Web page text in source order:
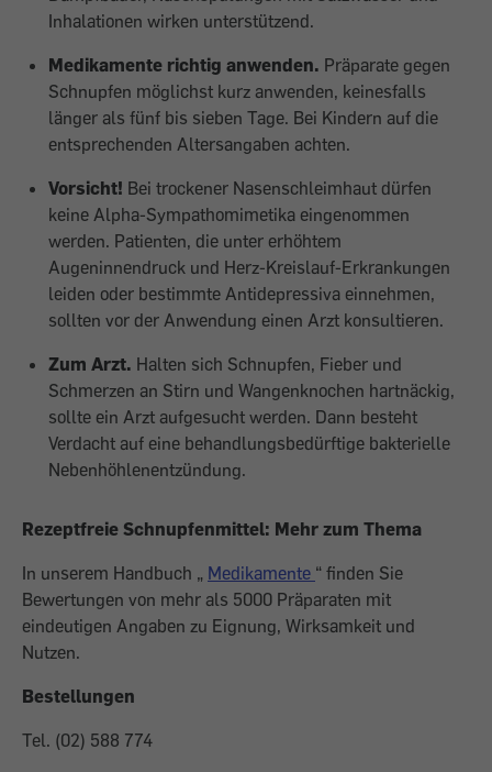
Inhalationen wirken unterstützend.
Medikamente richtig anwenden. Präparate gegen
Schnupfen möglichst kurz anwenden, keinesfalls
länger als fünf bis sieben Tage. Bei Kindern auf die
entsprechenden Altersangaben achten.
Vorsicht! Bei trockener Nasenschleimhaut dürfen
keine Alpha-Sympathomimetika eingenommen
werden. Patienten, die unter erhöhtem
Augeninnendruck und Herz-Kreislauf-Erkrankungen
leiden oder bestimmte Antidepressiva einnehmen,
sollten vor der Anwendung einen Arzt konsultieren.
Zum Arzt. Halten sich Schnupfen, Fieber und
Schmerzen an Stirn und Wangenknochen hartnäckig,
sollte ein Arzt aufgesucht werden. Dann besteht
Verdacht auf eine behandlungsbedürftige bakterielle
Nebenhöhlenentzündung.
Rezeptfreie Schnupfenmittel: Mehr zum Thema
In unserem Handbuch „ Medikamente “ finden Sie
Bewertungen von mehr als 5000 Präparaten mit
eindeutigen Angaben zu Eignung, Wirksamkeit und
Nutzen.
Bestellungen
Tel. (02) 588 774